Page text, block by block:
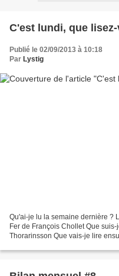
C'est lundi, que
Publié le 02/09/2013 à 10:18
Par Lystig
Qu'ai-je lu la semaine dernière ?
Fer de François Chollet Que
Thorarinsson Que vais-je lire